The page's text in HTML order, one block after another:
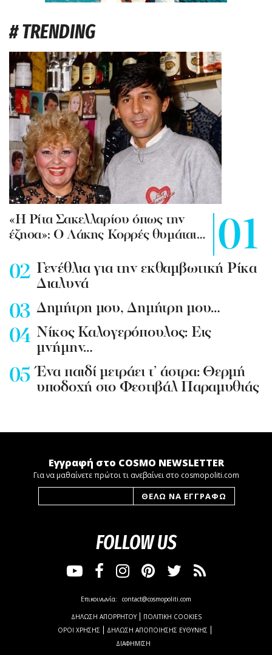
# TRENDING
«Η Ρίτα Σακελλαρίου όπως την
έζησα»: Ο Λάκης Κορρές θυμάται…
Γενέθλια για την εκθαμβωτική Ρίκα
Διαλυνά
Δημήτρη μου, Δημήτρη μου…
Νίκος Καλογερόπουλος: Εις
μνήμην…
Ένα παιδί μετράει τ’ άστρα: Θερμή
υποδοχή στο Φεστιβάλ Παραμυθιάς
Εγγραφή στο COSMO NEWSLETTER
Για να μαθαίνετε πρώτοι τι ανεβαίνει στο cosmopoliti.com
FOLLOW US
Επικοινωνία: contact@cosmopoliti.com
ΔΗΛΩΣΗ ΑΠΟΡΡΗΤΟΥ
ΠΟΛΙΤΙΚΗ COOKIES
ΟΡΟΙ ΧΡΗΣΗΣ
ΔΗΛΩΣΗ ΑΠΟΠΟΙΗΣΗΣ ΕΥΘΥΝΗΣ
ΔΙΑΦΗΜΙΣΗ